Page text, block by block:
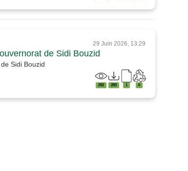
29 Juin 2026, 13:29
de Sidi Bouzid
Sidi Bouzid
292 283 1 0